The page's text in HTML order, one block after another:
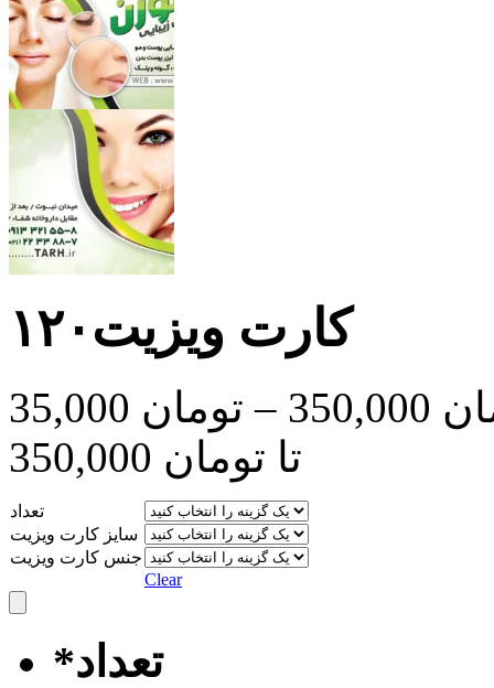
کارت ویزیت۱۲۰
تومان –
تا تومان 350,000
تعداد
سایز کارت ویزیت
جنس کارت ویزیت
Clear
*تعداد